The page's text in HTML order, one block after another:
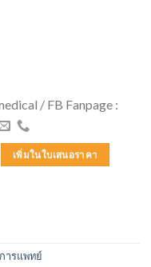
/ FB Fanpage :
เพิ่มในใบเสนอราคา
ารแพทย์